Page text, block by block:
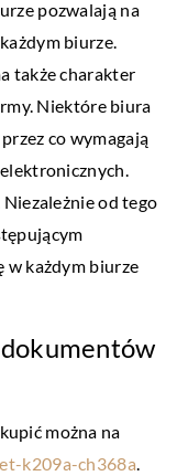
pozwalają na
biurze.
także charakter
Niektóre biura
co wymagają
od tego
w każdym biurze
można na
k209a-ch368a.